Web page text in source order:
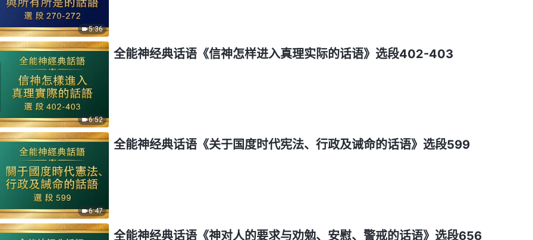
5:36
6:52
全能神经典话语《信神怎样进入真理实际的话语》选段402-403
6:47
全能神经典话语《关于国度时代宪法、行政及诫命的话语》选段599
全能神经典话语《神对人的要求与劝勉、安慰、警戒的话语》选段656